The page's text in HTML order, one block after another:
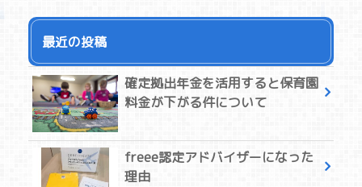
最近の投稿
確定拠出年金を活用すると保育園
料金が下がる件について
freee認定アドバイザーになった
理由